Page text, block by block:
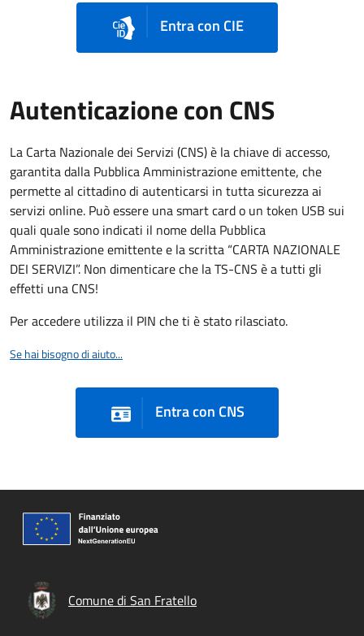
Entra con CIE
Autenticazione con CNS
La Carta Nazionale dei Servizi (CNS) è la chiave di accesso,
garantita dalla Pubblica Amministrazione emittente, che
permette al cittadino di autenticarsi in tutta sicurezza ai
servizi online. Può essere una smart card o un token USB sui
quali quale sono indicati il nome della Pubblica
Amministrazione emittente e la scritta “CARTA NAZIONALE
DEI SERVIZI”. Non dimenticare che la TS-CNS è a tutti gli
effetti una CNS!
Per accedere utilizza il PIN che ti è stato rilasciato.
Se hai bisogno di aiuto...
Entra con CNS
Comune di San Fratello